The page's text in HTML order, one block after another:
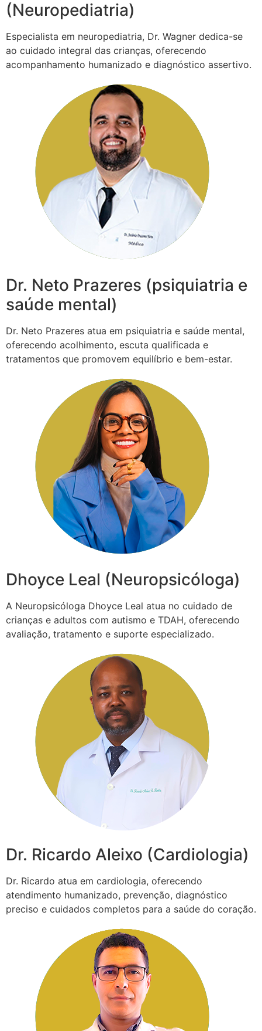
(Neuropediatria)
Especialista em neuropediatria, Dr. Wagner dedica-se
ao cuidado integral das crianças, oferecendo
acompanhamento humanizado e diagnóstico assertivo.
Dr. Neto Prazeres (psiquiatria e
saúde mental)
Dr. Neto Prazeres atua em psiquiatria e saúde mental,
oferecendo acolhimento, escuta qualificada e
tratamentos que promovem equilíbrio e bem-estar.
Dhoyce Leal (Neuropsicóloga)
A Neuropsicóloga Dhoyce Leal atua no cuidado de
crianças e adultos com autismo e TDAH, oferecendo
avaliação, tratamento e suporte especializado.
Dr. Ricardo Aleixo (Cardiologia)
Dr. Ricardo atua em cardiologia, oferecendo
atendimento humanizado, prevenção, diagnóstico
preciso e cuidados completos para a saúde do coração.